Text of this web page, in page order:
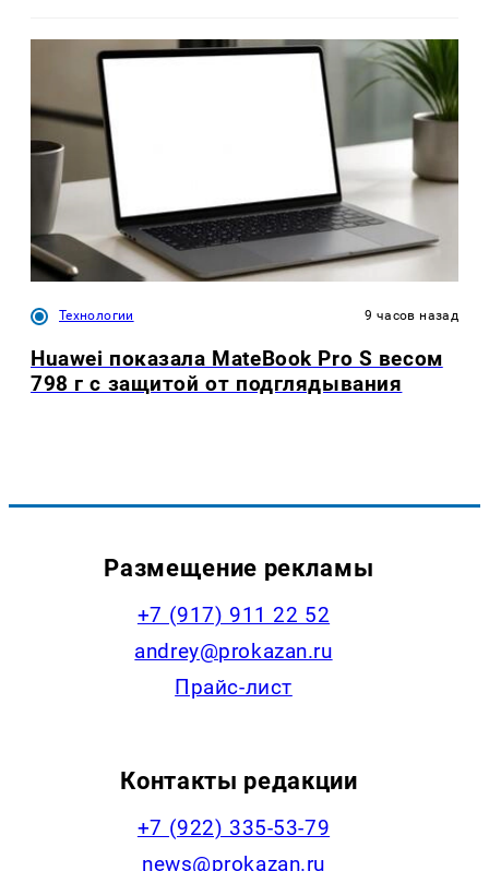
Технологии 9 часов назад
Huawei показала MateBook Pro S весом
798 г с защитой от подглядывания
Размещение рекламы
+7 (917) 911 22 52
andrey@prokazan.ru
Прайс-лист
Контакты редакции
+7 (922) 335-53-79
news@prokazan.ru